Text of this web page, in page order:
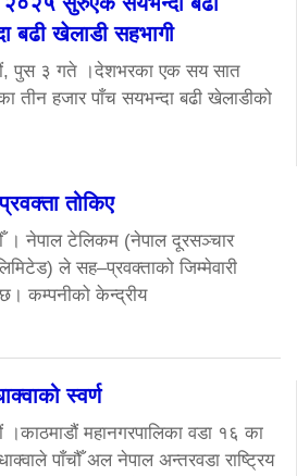
बढी खेलाडी सहभागी
पुस ३ गते ।देशभरका एक सय सात
तीन हजार पाँच सयभन्दा बढी खेलाडीको
तोकिए
। नेपाल टेलिकम (नेपाल दूरसञ्चार
ले सह–प्रवक्ताको जिम्मेवारी
कम्पनीको केन्द्रीय
स्वर्ण
।काठमाडौं महानगरपालिका वडा १६ का
पाँचौँ अल नेपाल अन्तरवडा राष्ट्रिय